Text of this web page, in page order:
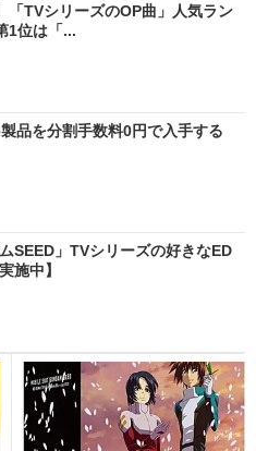
「TVシリーズのOP曲」人気ラン
1位は「...
品を分割手数料0円で入手する
SEED」TVシリーズの好きなED
施中】